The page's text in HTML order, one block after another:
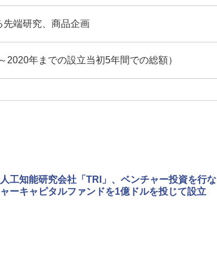
先端研究、商品企画
2020年までの設立当初5年間での総額）
人工知能研究会社「TRI」、ベンチャー投資を行な
ーキャピタルファンドを1億ドルを投じて設立